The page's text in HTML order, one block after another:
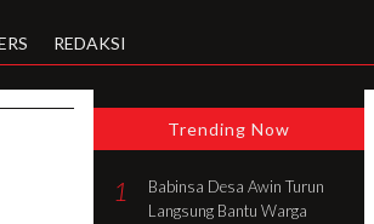
REDAKSI
Trending Now
1
Babinsa Desa Awin Turun
Langsung Bantu Warga